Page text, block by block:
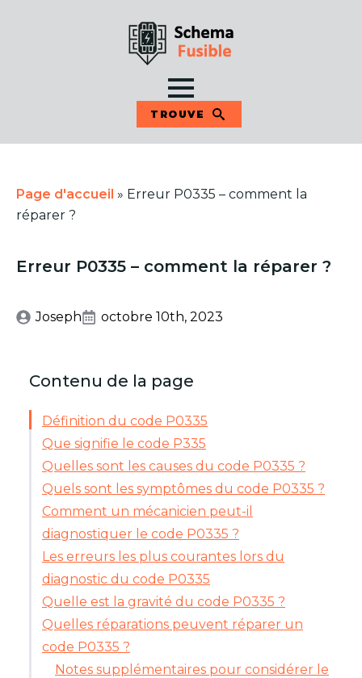
TROUVE
Page d'accueil » Erreur P0335 – comment la
réparer ?
Erreur P0335 – comment la réparer ?
Joseph octobre 10th, 2023
Contenu de la page
Définition du code P0335
Que signifie le code P335
Quelles sont les causes du code P0335 ?
Quels sont les symptômes du code P0335 ?
Comment un mécanicien peut-il
diagnostiquer le code P0335 ?
Les erreurs les plus courantes lors du
diagnostic du code P0335
Quelle est la gravité du code P0335 ?
Quelles réparations peuvent réparer un
code P0335 ?
Notes supplémentaires pour considérer le